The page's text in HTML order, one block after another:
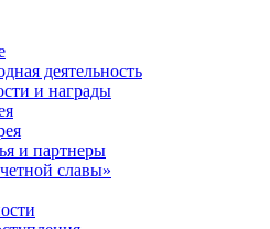
деятельность
и награды
и партнеры
славы»